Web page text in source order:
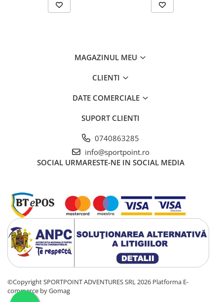
OFERTE SPECIALE
MAGAZINUL MEU
CLIENTI
DATE COMERCIALE
SUPORT CLIENTI
0740863285
info@sportpoint.ro
SOCIAL URMARESTE-NE IN SOCIAL MEDIA
©Copyright SPORTPOINT ADVENTURES SRL 2026 Platforma E-
commerce by Gomag